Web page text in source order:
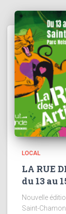
LOCAL
LA RUE
du 13 au
Nouvelle
Saint-